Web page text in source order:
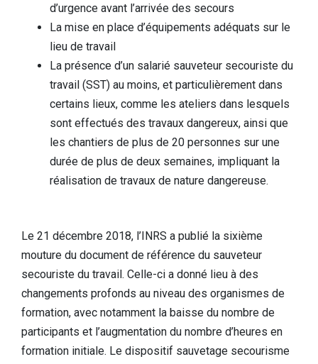
d’urgence avant l’arrivée des secours
La mise en place d’équipements adéquats sur le
lieu de travail
La présence d’un salarié sauveteur secouriste du
travail (SST) au moins, et particulièrement dans
certains lieux, comme les ateliers dans lesquels
sont effectués des travaux dangereux, ainsi que
les chantiers de plus de 20 personnes sur une
durée de plus de deux semaines, impliquant la
réalisation de travaux de nature dangereuse.
Le 21 décembre 2018, l’INRS a publié la sixième
mouture du document de référence du sauveteur
secouriste du travail. Celle-ci a donné lieu à des
changements profonds au niveau des organismes de
formation, avec notamment la baisse du nombre de
participants et l’augmentation du nombre d’heures en
formation initiale. Le dispositif sauvetage secourisme